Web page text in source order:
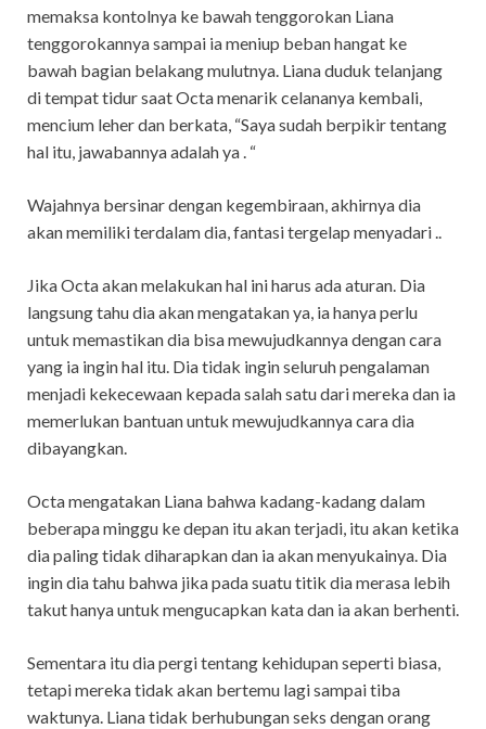
memaksa kontolnya ke bawah tenggorokan Liana
tenggorokannya sampai ia meniup beban hangat ke
bawah bagian belakang mulutnya. Liana duduk telanjang
di tempat tidur saat Octa menarik celananya kembali,
mencium leher dan berkata, “Saya sudah berpikir tentang
hal itu, jawabannya adalah ya . “
Wajahnya bersinar dengan kegembiraan, akhirnya dia
akan memiliki terdalam dia, fantasi tergelap menyadari ..
Jika Octa akan melakukan hal ini harus ada aturan. Dia
langsung tahu dia akan mengatakan ya, ia hanya perlu
untuk memastikan dia bisa mewujudkannya dengan cara
yang ia ingin hal itu. Dia tidak ingin seluruh pengalaman
menjadi kekecewaan kepada salah satu dari mereka dan ia
memerlukan bantuan untuk mewujudkannya cara dia
dibayangkan.
Octa mengatakan Liana bahwa kadang-kadang dalam
beberapa minggu ke depan itu akan terjadi, itu akan ketika
dia paling tidak diharapkan dan ia akan menyukainya. Dia
ingin dia tahu bahwa jika pada suatu titik dia merasa lebih
takut hanya untuk mengucapkan kata dan ia akan berhenti.
Sementara itu dia pergi tentang kehidupan seperti biasa,
tetapi mereka tidak akan bertemu lagi sampai tiba
waktunya. Liana tidak berhubungan seks dengan orang